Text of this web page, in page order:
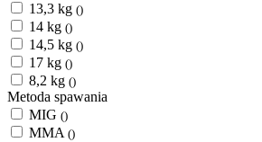
13,3 kg ()
14 kg ()
14,5 kg ()
17 kg ()
8,2 kg ()
Metoda spawania
MIG ()
MMA ()